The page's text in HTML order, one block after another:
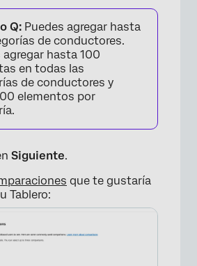
Q: Puedes agregar hasta
de conductores.
agregar hasta 100
en todas las
de conductores y
elementos por
Siguiente.
que te gustaría
Tablero: